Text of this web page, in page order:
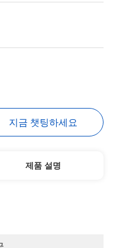
지금 챗팅하세요
제품 설명